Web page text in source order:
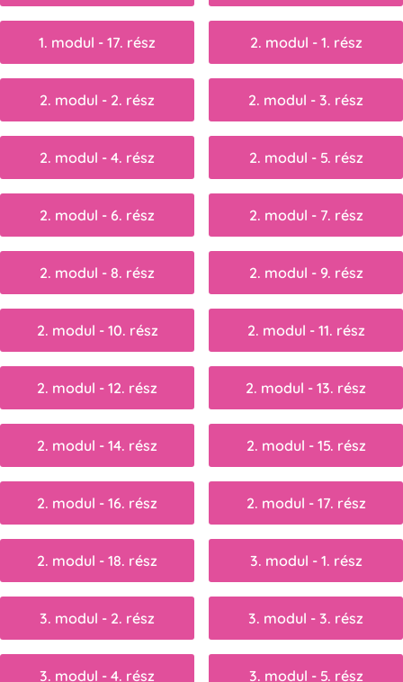
1. modul - 17. rész 2. modul - 1. rész
2. modul - 2. rész 2. modul - 3. rész
2. modul - 4. rész 2. modul - 5. rész
2. modul - 6. rész 2. modul - 7. rész
2. modul - 8. rész 2. modul - 9. rész
2. modul - 10. rész 2. modul - 11. rész
2. modul - 12. rész 2. modul - 13. rész
2. modul - 14. rész 2. modul - 15. rész
2. modul - 16. rész 2. modul - 17. rész
2. modul - 18. rész 3. modul - 1. rész
3. modul - 2. rész 3. modul - 3. rész
3. modul - 4. rész 3. modul - 5. rész